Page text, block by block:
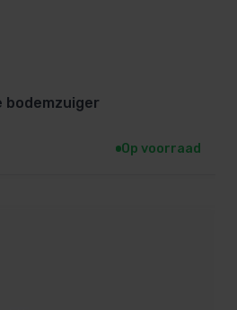
bodemzuiger
Op voorraad